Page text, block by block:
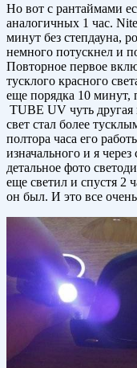
Но вот с рантаймами
аналогичных 1 час.
минут без степдауна,
немного потускнел и
Повторное первое
тусклого красного
еще порядка 10 минут,
TUBE UV чуть другая
свет стал более
полтора часа его
изначального и я
детальное фото
еще светил и спустя 2
он был. И это все